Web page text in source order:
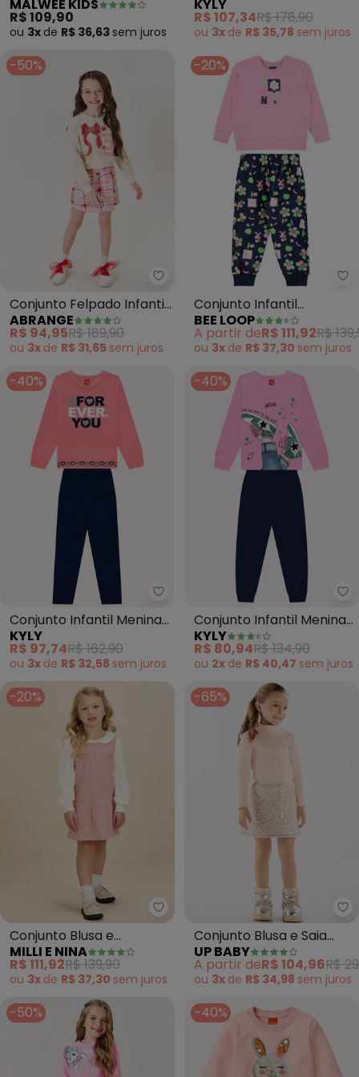
Moletom (Rosa Escuro)
MALWEE KIDS
R$ 109,90
ou 3x de R$ 36,63 sem juros
Bordado (Rosa)
KYLY
R$ 107,34R$ 178,90
ou 3x de R$ 35,78 sem juros
-50%
Abrange - Conjunto Felpado
Conjunto Felpado Infantil
Menina Laço (Rosa)
ABRANGE
R$ 94,95R$ 189,90
ou 3x de R$ 31,65 sem juros
-20%
Conjunto Infantil
Moletom Florido Rosa
BEE LOOP
A partir deR$ 111,92R$
ou 3x de R$ 37,30 sem juros
-40%
Kyly - Conjunto Infantil Menina
Conjunto Infantil Menina
Estampa (Rosa)
KYLY
R$ 97,74R$ 162,90
ou 3x de R$ 32,58 sem juros
-40%
Conjunto Infantil Menina
Estampa (Rosa)
KYLY
R$ 80,94R$ 134,90
ou 2x de R$ 40,47 sem juros
-20%
Milli e Nina - Conjunto Blusa e
Conjunto Blusa e
Salopete em Jacquard
(Rosa)
MILLI E NINA
R$ 111,92R$ 139,90
ou 3x de R$ 37,30 sem juros
-65%
Conjunto Blusa e Saia
Menina (Rosa)
UP BABY
A partir deR$ 104,96R$
ou 3x de R$ 34,98 sem juros
-50% -40%